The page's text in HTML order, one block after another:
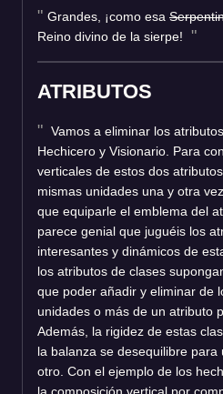
Grandes, ¡como esa
Reino divino de la sierpe!
ATRIBUTOS
Vamos a eliminar los
Hechicero y Visionario. Para
verticales de estos dos
mismas unidades una y otra
que equiparle el emblema del
parece genial que juguéis los
interesantes y dinámicos de
los atributos de clases
que poder añadir y eliminar de
unidades o más de un atributo
Además, la rigidez de estas
la balanza se desequilibre
otro. Con el ejemplo de los